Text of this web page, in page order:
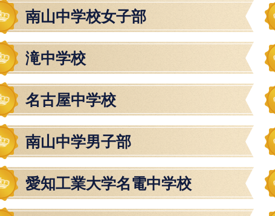
南山中学校女子部
滝中学校
名古屋中学校
南山中学男子部
愛知工業大学名電中学校